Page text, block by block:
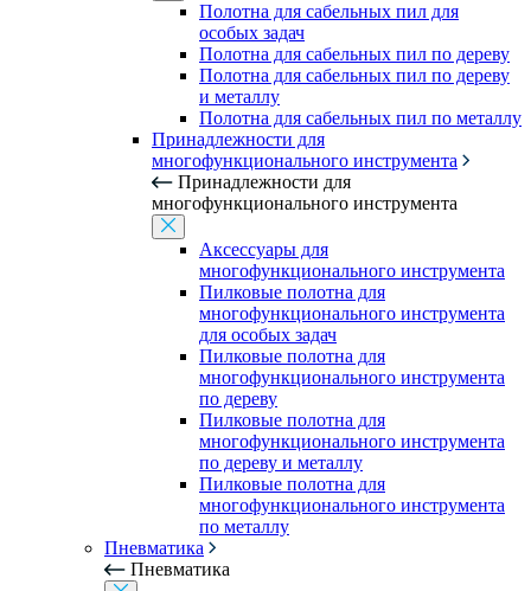
Полотна для сабельных пил для
особых задач
Полотна для сабельных пил по дереву
Полотна для сабельных пил по дереву
и металлу
Полотна для сабельных пил по металлу
Принадлежности для
многофункционального инструмента
Принадлежности для
многофункционального инструмента
Аксессуары для
многофункционального инструмента
Пилковые полотна для
многофункционального инструмента
для особых задач
Пилковые полотна для
многофункционального инструмента
по дереву
Пилковые полотна для
многофункционального инструмента
по дереву и металлу
Пилковые полотна для
многофункционального инструмента
по металлу
Пневматика
Пневматика